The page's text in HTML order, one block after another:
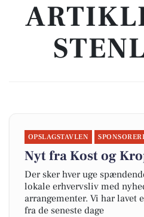
OPSLAGSTAVLEN
Nyt fra Kost og
Der sker hver uge
lokale erhvervsliv med
arrangementer. Vi har lavet
fra de seneste dage